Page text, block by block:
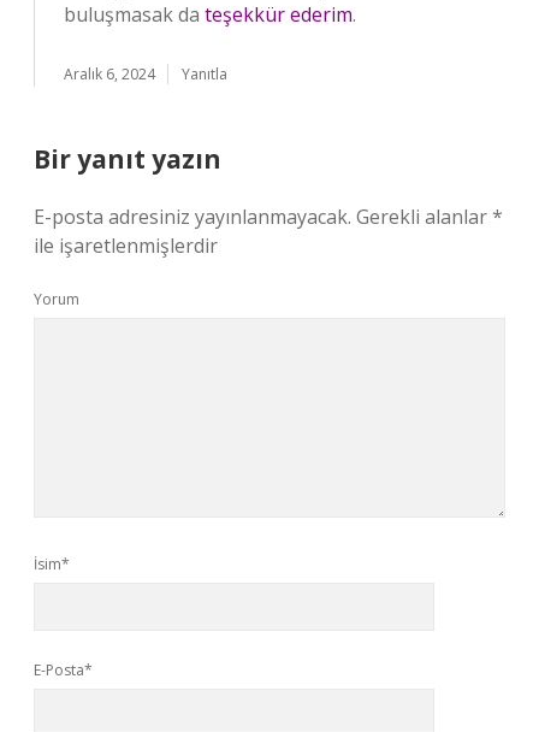
buluşmasak da teşekkür ederim.
Aralık 6, 2024 Yanıtla
Bir yanıt yazın
E-posta adresiniz yayınlanmayacak. Gerekli alanlar*
ile işaretlenmişlerdir
Yorum
İsim*
E-Posta*